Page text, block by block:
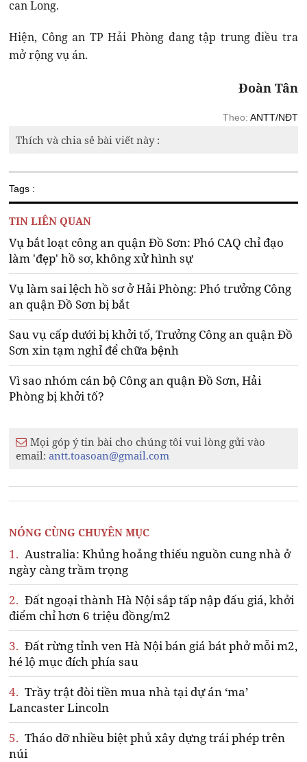
can Long.
Hiện, Công an TP Hải Phòng đang tập trung điều tra
mở rộng vụ án.
Đoàn Tân
Theo: ANTT/NĐT
Thích và chia sẻ bài viết này :
Tags :
TIN LIÊN QUAN
Vụ bắt loạt công an quận Đồ Sơn: Phó CAQ chỉ đạo
làm 'đẹp' hồ sơ, không xử hình sự
Vụ làm sai lệch hồ sơ ở Hải Phòng: Phó trưởng Công
an quận Đồ Sơn bị bắt
Sau vụ cấp dưới bị khởi tố, Trưởng Công an quận Đồ
Sơn xin tạm nghỉ để chữa bệnh
Vì sao nhóm cán bộ Công an quận Đồ Sơn, Hải
Phòng bị khởi tố?
Mọi góp ý tin bài cho chúng tôi vui lòng gửi vào
email:antt.toasoan@gmail.com
NÓNG CÙNG CHUYÊN MỤC
1. Australia: Khủng hoảng thiếu nguồn cung nhà ở
ngày càng trầm trọng
2. Đất ngoại thành Hà Nội sắp tấp nập đấu giá, khởi
điểm chỉ hơn 6 triệu đồng/m2
3. Đất rừng tỉnh ven Hà Nội bán giá bát phở mỗi m2,
hé lộ mục đích phía sau
4. Trầy trật đòi tiền mua nhà tại dự án ‘ma’
Lancaster Lincoln
5. Tháo dỡ nhiều biệt phủ xây dựng trái phép trên
núi